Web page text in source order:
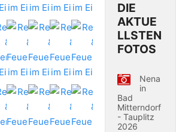
DIE
AKTUE
LLSTEN
FOTOS
Nena
in
Bad
Mitterndorf
- Tauplitz
2026